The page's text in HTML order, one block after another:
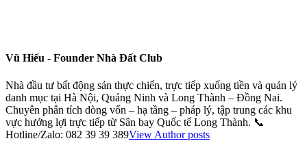
Vũ Hiếu - Founder Nhà Đất Club
Nhà đầu tư bất động sản thực chiến, trực tiếp xuống tiền và quản lý
danh mục tại Hà Nội, Quảng Ninh và Long Thành – Đồng Nai.
Chuyên phân tích dòng vốn – hạ tầng – pháp lý, tập trung các khu
vực hưởng lợi trực tiếp từ Sân bay Quốc tế Long Thành. 📞
Hotline/Zalo: 082 39 39 389View Author posts